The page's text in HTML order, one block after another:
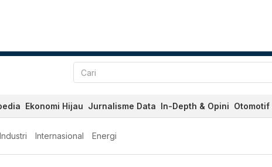
Ekonomi Hijau Jurnalisme Data In-Depth & Opini Otomotif
Industri Internasional Energi